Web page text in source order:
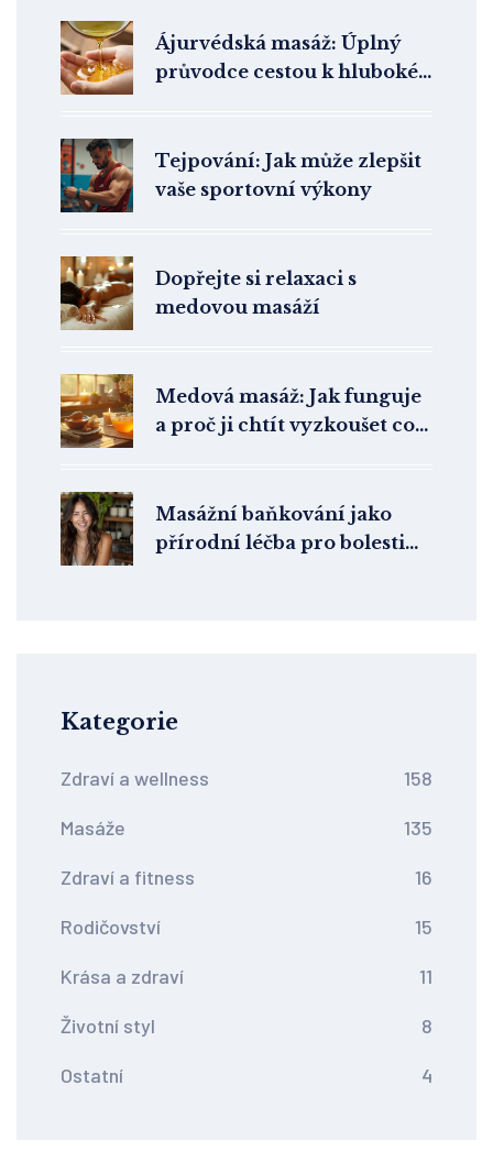
Ájurvédská masáž: Úplný
průvodce cestou k hluboké
Tejpování: Jak může zlepšit
vaše sportovní výkony
Dopřejte si relaxaci s
medovou masáží
Medová masáž: Jak funguje
a proč ji chtít vyzkoušet co
Masážní baňkování jako
přírodní léčba pro bolesti
Kategorie
Zdraví a wellness 158
Masáže 135
Zdraví a fitness 16
Rodičovství 15
Krása a zdraví 11
Životní styl 8
Ostatní 4